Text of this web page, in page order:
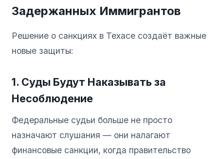
Задержанных Иммигрантов
Решение о санкциях в Техасе создаёт важные
новые защиты:
1. Суды Будут Наказывать за
Несоблюдение
Федеральные судьи больше не просто
назначают слушания — они налагают
финансовые санкции, когда правительство